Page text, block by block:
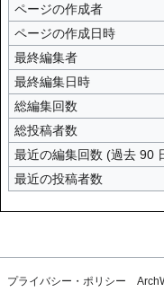
ページの作成者
ページの作成日時
最終編集者
最終編集日時
総編集回数
総投稿者数
最近の編集回数 (過去 90
最近の投稿者数
プライバシー・ポリシー